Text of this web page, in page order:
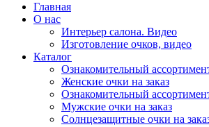
Главная
О нас
Интерьер салона. Видео
Изготовление очков, видео
Каталог
Ознакомительный
Женские очки на заказ
Ознакомительный
Мужские очки на заказ
Солнцезащитные очки на